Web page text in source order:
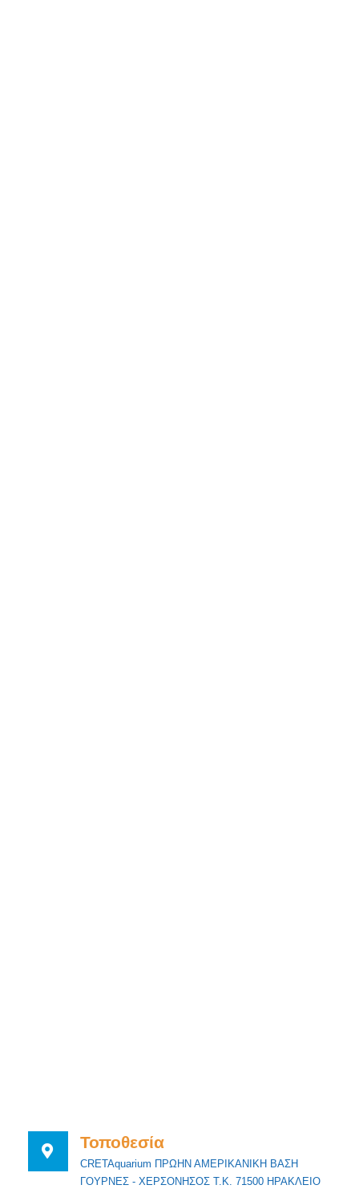
Τοποθεσία
CRETAquarium ΠΡΩΗΝ ΑΜΕΡΙΚΑΝΙΚΗ ΒΑΣΗ
ΓΟΥΡΝΕΣ - ΧΕΡΣΟΝΗΣΟΣ Τ.Κ. 71500 ΗΡΑΚΛΕΙΟ